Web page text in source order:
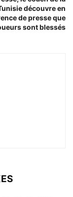
découvre en
de presse que
sont blessés